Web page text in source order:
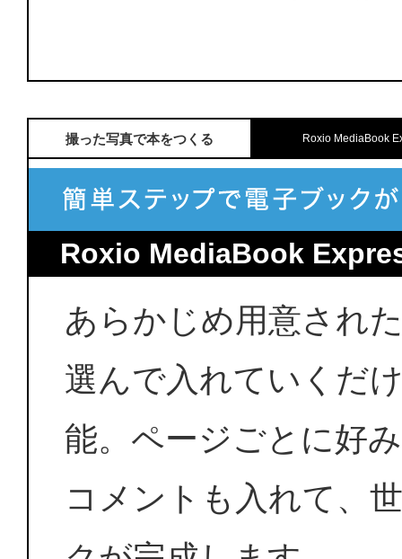
撮った写真で本をつくる Roxio MediaBook
Roxio MediaBook
あらかじめ用意され
選んで入れていくだ
能。ページごとに好
コメントも入れて、